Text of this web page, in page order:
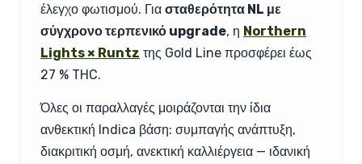
έλεγχο φωτισμού. Για σταθερότητα NL με
σύγχρονο τερπενικό upgrade, η Northern
Lights × Runtz της Gold Line προσφέρει έως
27 % THC.
Όλες οι παραλλαγές μοιράζονται την ίδια
ανθεκτική Indica βάση: συμπαγής ανάπτυξη,
διακριτική οσμή, ανεκτική καλλιέργεια — ιδανική